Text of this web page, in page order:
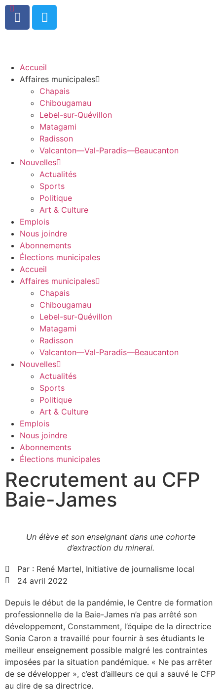
0
Accueil
Affaires municipales
Chapais
Chibougamau
Lebel-sur-Quévillon
Matagami
Radisson
Valcanton—Val-Paradis—Beaucanton
Nouvelles
Actualités
Sports
Politique
Art & Culture
Emplois
Nous joindre
Abonnements
Élections municipales
Accueil
Affaires municipales
Chapais
Chibougamau
Lebel-sur-Quévillon
Matagami
Radisson
Valcanton—Val-Paradis—Beaucanton
Nouvelles
Actualités
Sports
Politique
Art & Culture
Emplois
Nous joindre
Abonnements
Élections municipales
Recrutement au CFP
Baie-James
Un élève et son enseignant dans une cohorte
d’extraction du minerai.
Par : René Martel, Initiative de journalisme local
24 avril 2022
Depuis le début de la pandémie, le Centre de formation
professionnelle de la Baie-James n’a pas arrêté son
développement, Constamment, l’équipe de la directrice
Sonia Caron a travaillé pour fournir à ses étudiants le
meilleur enseignement possible malgré les contraintes
imposées par la situation pandémique. « Ne pas arrêter
de se développer », c’est d’ailleurs ce qui a sauvé le CFP
au dire de sa directrice.